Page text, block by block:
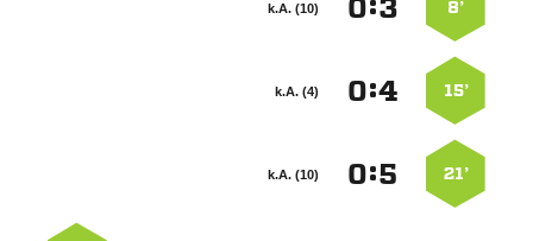
8’
:
k.A. (10)
15’
:
k.A. (4)
21’
:
k.A. (10)